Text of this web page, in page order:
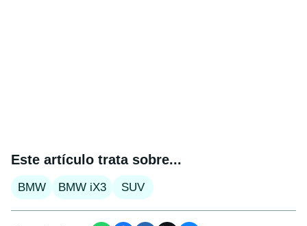
Este artículo trata sobre...
BMW BMW iX3 SUV